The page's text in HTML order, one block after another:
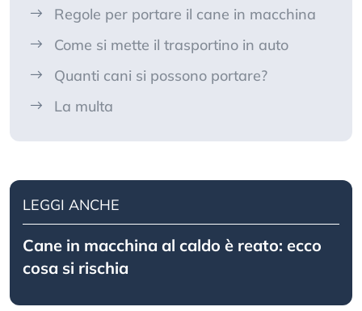
Regole per portare il cane in macchina
Come si mette il trasportino in auto
Quanti cani si possono portare?
La multa
LEGGI ANCHE
Cane in macchina al caldo è reato: ecco
cosa si rischia